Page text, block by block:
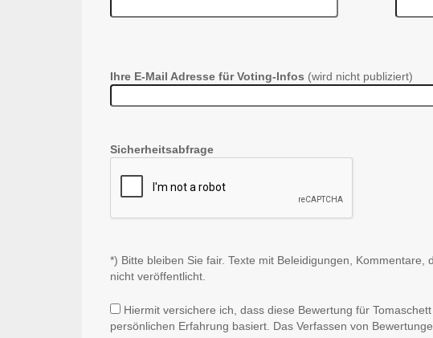
Ihre E-Mail Adresse für Voting-Infos (wird nicht publiziert)
Sicherheitsabfrage
*) Bitte bleiben Sie fair. Texte mit Beleidigungen,
nicht veröffentlicht.
Hiermit versichere ich, dass diese Bewertung für
persönlichen Erfahrung basiert. Das Verfassen von